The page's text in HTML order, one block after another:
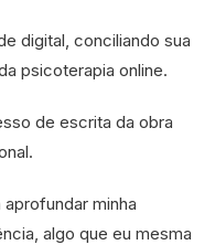
digital, conciliando sua
psicoterapia online.
de escrita da obra
minha
algo que eu mesma